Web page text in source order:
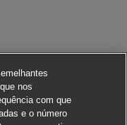
nos
com que
e o número